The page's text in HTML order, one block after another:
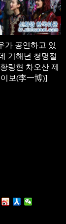
가 공연하고 있
기해년 청명절
링현 차오산 제
보(李一博)]